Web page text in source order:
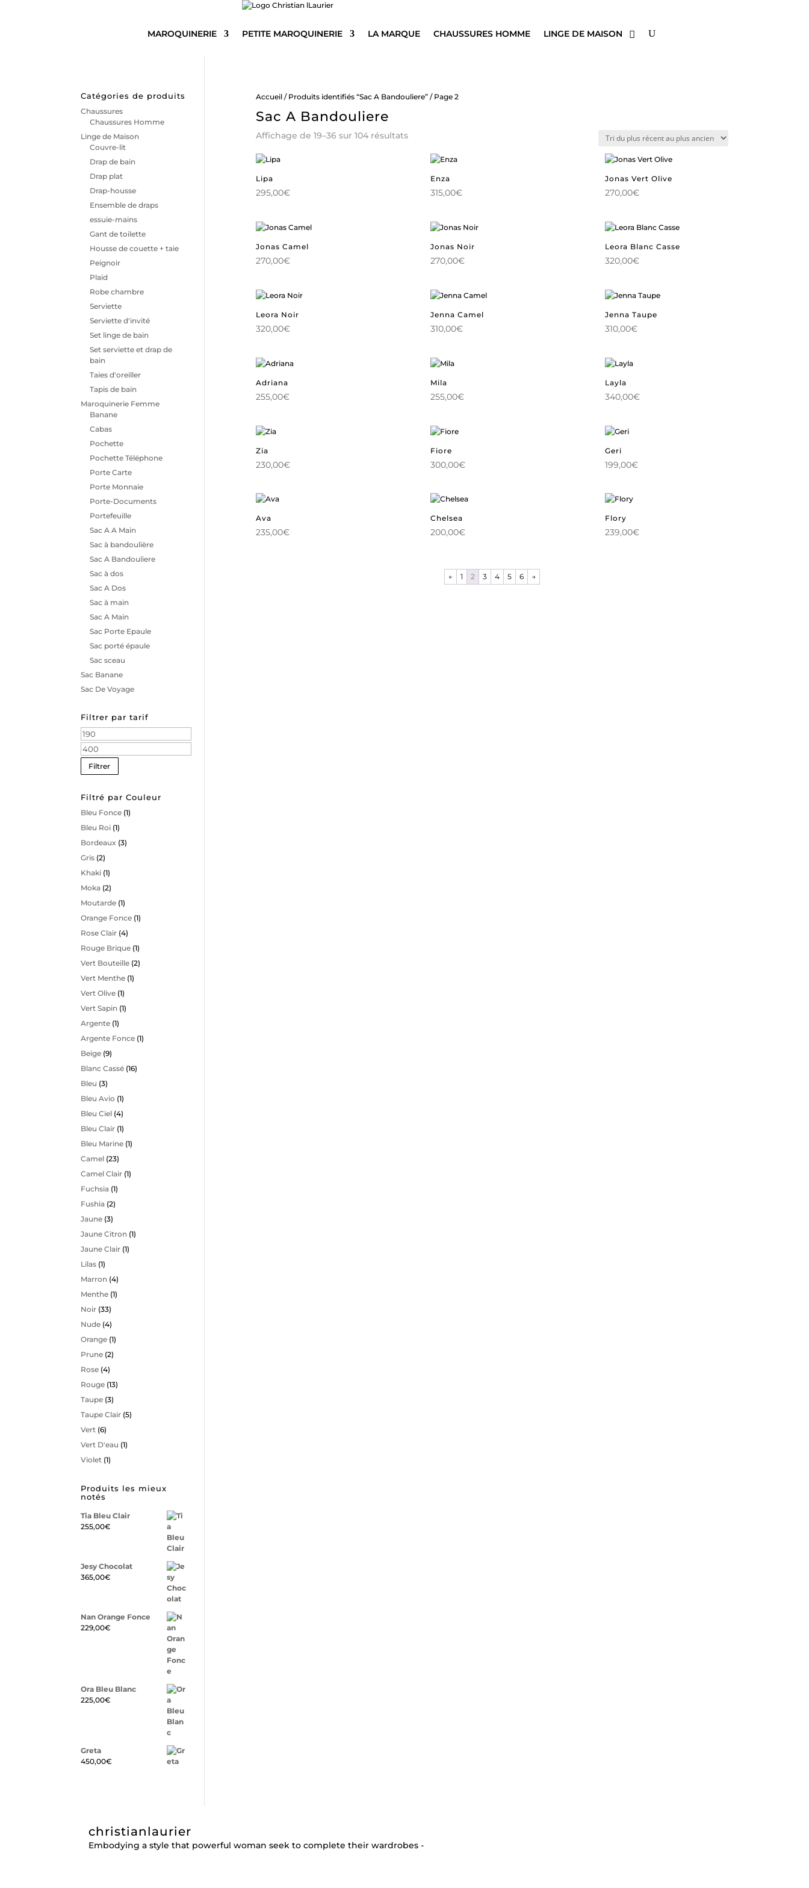
MAROQUINERIE PETITE MAROQUINERIE LA MARQUE CHAUSSURES HOMME LINGE DE MAISON
Accueil/ Produits identifiés “Sac A Bandouliere”/ Page 2
Sac A Bandouliere
Affichage de 19–36 sur 104 résultatsTrié
Lipa
295,00€
Enza
315,00€
Jonas Vert Olive
270,00€
Jonas Camel
270,00€
Jonas Noir
270,00€
Leora Blanc Casse
320,00€
Leora Noir
320,00€
Jenna Camel
310,00€
Jenna Taupe
310,00€
Adriana
255,00€
Mila
255,00€
Layla
340,00€
Zia
230,00€
Fiore
300,00€
Geri
199,00€
Ava
235,00€
Chelsea
200,00€
Flory
239,00€
← 1 2 3 4 5 6 →
Catégories de produits
Chaussures
Chaussures Homme
Linge de Maison
Couvre-lit
Drap de bain
Drap plat
Drap-housse
Ensemble de draps
essuie-mains
Gant de toilette
Housse de couette + taie
Peignoir
Plaid
Robe chambre
Serviette
Serviette d'invité
Set linge de bain
Set serviette et drap de
bain
Taies d'oreiller
Tapis de bain
Maroquinerie Femme
Banane
Cabas
Pochette
Pochette Téléphone
Porte Carte
Porte Monnaie
Porte-Documents
Portefeuille
Sac A A Main
Sac à bandoulière
Sac A Bandouliere
Sac à dos
Sac A Dos
Sac à main
Sac A Main
Sac Porte Epaule
Sac porté épaule
Sac sceau
Sac Banane
Sac De Voyage
Filtrer par tarif
Prix
min
Prix
maxFiltrer
Filtré par Couleur
Bleu Fonce (1)
Bleu Roi (1)
Bordeaux (3)
Gris (2)
Khaki (1)
Moka (2)
Moutarde (1)
Orange Fonce (1)
Rose Clair (4)
Rouge Brique (1)
Vert Bouteille (2)
Vert Menthe (1)
Vert Olive (1)
Vert Sapin (1)
Argente (1)
Argente Fonce (1)
Beige (9)
Blanc Cassé (16)
Bleu (3)
Bleu Avio (1)
Bleu Ciel (4)
Bleu Clair (1)
Bleu Marine (1)
Camel (23)
Camel Clair (1)
Fuchsia (1)
Fushia (2)
Jaune (3)
Jaune Citron (1)
Jaune Clair (1)
Lilas (1)
Marron (4)
Menthe (1)
Noir (33)
Nude (4)
Orange (1)
Prune (2)
Rose (4)
Rouge (13)
Taupe (3)
Taupe Clair (5)
Vert (6)
Vert D'eau (1)
Violet (1)
Produits les mieux
notés
Tia Bleu Clair
255,00€
Jesy Chocolat
365,00€
Nan Orange Fonce
229,00€
Ora Bleu Blanc
225,00€
Greta
450,00€
christianlaurier
Embodying a style that powerful woman seek to complete their wardrobes -